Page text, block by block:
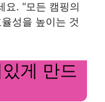
. “모든 캠핑의
성을 높이는 것
게 만드